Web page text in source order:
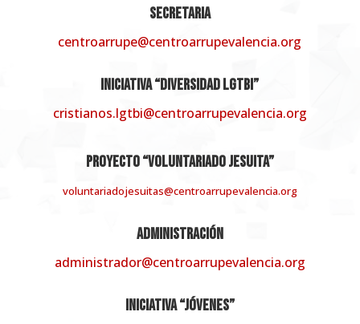
SECRETARIA
centroarrupe@centroarrupevalencia.org
Iniciativa “DIVERSIDAD LGTBI”
cristianos.lgtbi@centroarrupevalencia.org
Proyecto “VOLUNTARIADO JESUITA”
voluntariadojesuitas@centroarrupevalencia.org
ADMINISTRACIÓN
administrador@centroarrupevalencia.org
Iniciativa “JÓVENES”